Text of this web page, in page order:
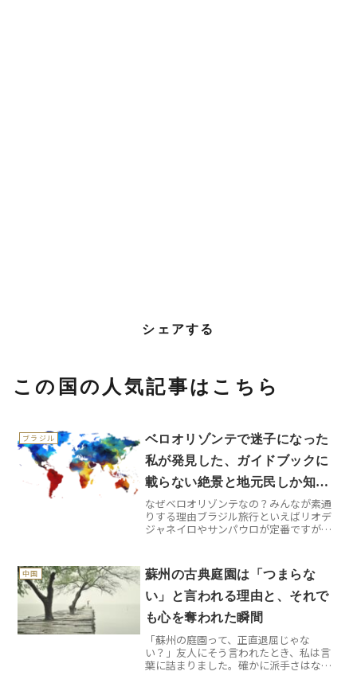
シェアする
この国の人気記事はこちら
ブラジル
ベロオリゾンテで迷子になった
私が発見した、ガイドブックに
載らない絶景と地元民しか知ら
ない名店
なぜベロオリゾンテなの？みんなが素通
りする理由ブラジル旅行といえばリオデ
ジャネイロやサンパウロが定番ですが、
る穴場中の穴場なんです。人口約250万人
のこの都市は、189...
中国
蘇州の古典庭園は「つまらな
い」と言われる理由と、それで
も心を奪われた瞬間
「蘇州の庭園って、正直退屈じゃな
い？」友人にそう言われたとき、私は言
葉に詰まりました。確かに派手さはな